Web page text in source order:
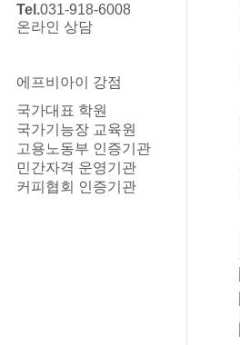
Tel.031-918-6008
온라인 상담
에프비아이 강점
국가대표 학원
국가기능장 교육원
고용노동부 인증기관
민간자격 운영기관
커피협회 인증기관